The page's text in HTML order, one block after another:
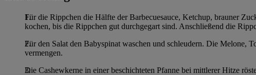
Für die Rippchen die Hälfte der Barbecuesauce, Ketchup, brauner
kochen, bis die Rippchen gut durchgegart sind. Anschließend die
Für den Salat den Babyspinat waschen und schleudern. Die Melone,
vermengen.
Die Cashewkerne in einer beschichteten Pfanne bei mittlerer Hitze